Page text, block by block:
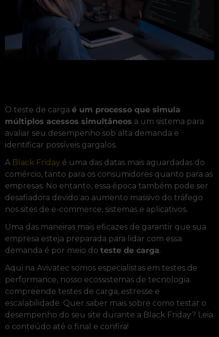
O teste de carga é um processo que simula
múltiplos acessos simultâneos a um sistema para
avaliar seu desempenho sob alta demanda e
identificar possíveis gargalos.
A Black Friday é uma das datas mais aguardadas do
comércio, tanto para os consumidores quanto para as
empresas. No entanto, essa época também pode ser
desafiadora devido ao aumento massivo do tráfego
nos sites de e-commerce, sistemas e aplicativos.
Uma das maneiras mais eficazes de garantir que sua
empresa esteja preparada para lidar com essa
demanda é por meio do teste de carga.
Aqui na Avivatec somos especialistas em testes de
performance, nosso ecossistemas de tecnologia
compreende testes de carga, estresse e
escalabilidade. Quer saber mais sobre como testar o
desempenho do seu site durante a Black Friday? Leia
o conteúdo até o final e confira!